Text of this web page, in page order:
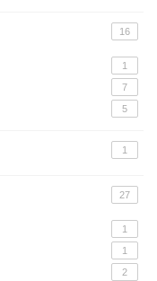
16
1
7
5
1
27
1
1
2